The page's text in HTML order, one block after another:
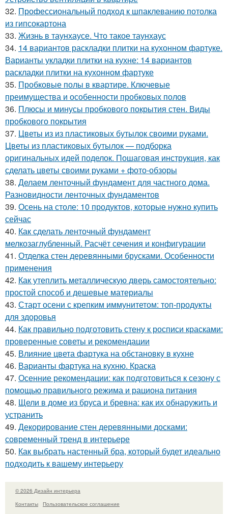
32. Профессиональный подход к шпаклеванию потолка
из гипсокартона
33. Жизнь в таунхаусе. Что такое таунхаус
34. 14 вариантов раскладки плитки на кухонном фартуке.
Варианты укладки плитки на кухне: 14 вариантов
раскладки плитки на кухонном фартуке
35. Пробковые полы в квартире. Ключевые
преимущества и особенности пробковых полов
36. Плюсы и минусы пробкового покрытия стен. Виды
пробкового покрытия
37. Цветы из из пластиковых бутылок своими руками.
Цветы из пластиковых бутылок — подборка
оригинальных идей поделок. Пошаговая инструкция, как
сделать цветы своими руками + фото-обзоры
38. Делаем ленточный фундамент для частного дома.
Разновидности ленточных фундаментов
39. Осень на столе: 10 продуктов, которые нужно купить
сейчас
40. Как сделать ленточный фундамент
мелкозаглубленный. Расчёт сечения и конфигурации
41. Отделка стен деревянными брусками. Особенности
применения
42. Как утеплить металлическую дверь самостоятельно:
простой способ и дешевые материалы
43. Старт осени с крепким иммунитетом: топ-продукты
для здоровья
44. Как правильно подготовить стену к росписи красками:
проверенные советы и рекомендации
45. Влияние цвета фартука на обстановку в кухне
46. Варианты фартука на кухню. Краска
47. Осенние рекомендации: как подготовиться к сезону с
помощью правильного режима и рациона питания
48. Щели в доме из бруса и бревна: как их обнаружить и
устранить
49. Декорирование стен деревянными досками:
современный тренд в интерьере
50. Как выбрать настенный бра, который будет идеально
подходить к вашему интерьеру
© 2026 Дизайн интерьера
Контакты
Пользовательское соглашение